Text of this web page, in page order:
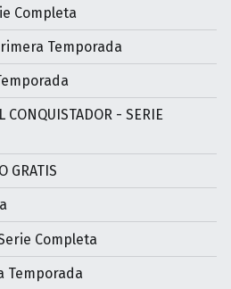
Completa
Temporada
CONQUISTADOR - SERIE
GRATIS
Completa
Temporada